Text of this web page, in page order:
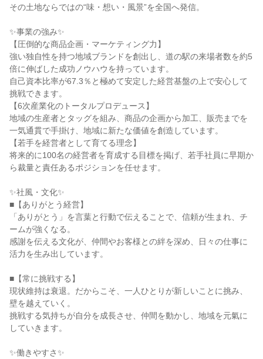
その土地ならではの“味・想い・風景”を全国へ発信。
✨事業の強み✨
【圧倒的な商品企画・マーケティング力】
強い独自性を持つ地域ブランドを創出し、道の駅の来場者数を約5
倍に伸ばした成功ノウハウを持っています。
自己資本比率が67.3％と極めて安定した経営基盤の上で安心して
挑戦できます。
【6次産業化のトータルプロデュース】
地域の生産者とタッグを組み、商品の企画から加工、販売までを
一気通貫で手掛け、地域に新たな価値を創造しています。
【若手を経営者として育てる理念】
将来的に100名の経営者を育成する目標を掲げ、若手社員に早期か
ら裁量と責任あるポジションを任せます。
✨社風・文化✨
■【ありがとう経営】
「ありがとう」を言葉と行動で伝えることで、信頼が生まれ、チ
ームが強くなる。
感謝を伝える文化が、仲間やお客様との絆を深め、日々の仕事に
活力を生み出しています。
■【常に挑戦する】
現状維持は衰退。だからこそ、一人ひとりが新しいことに挑み、
壁を越えていく。
挑戦する気持ちが自分を成長させ、仲間を動かし、地域を元氣に
していきます。
✨働きやすさ✨